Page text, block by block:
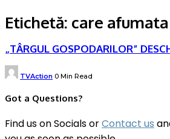
Etichetă: care afumata
„TÂRGUL GOSPODARILOR”
Posted
by
TVAction 0 Min Read
Got a Questions?
Find us on Socials orContact us